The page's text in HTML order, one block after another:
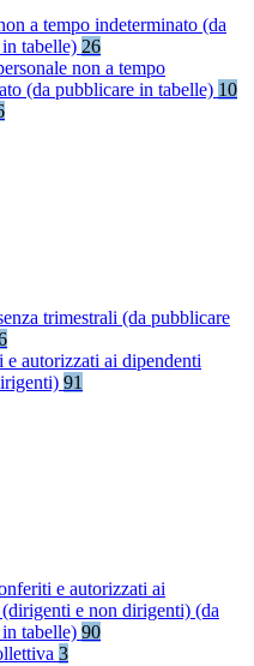
a tempo indeterminato (da
tabelle) 26
non a tempo
(da pubblicare in tabelle) 10
trimestrali (da pubblicare
autorizzati ai dipendenti
91
e autorizzati ai
e non dirigenti) (da
tabelle) 90
3